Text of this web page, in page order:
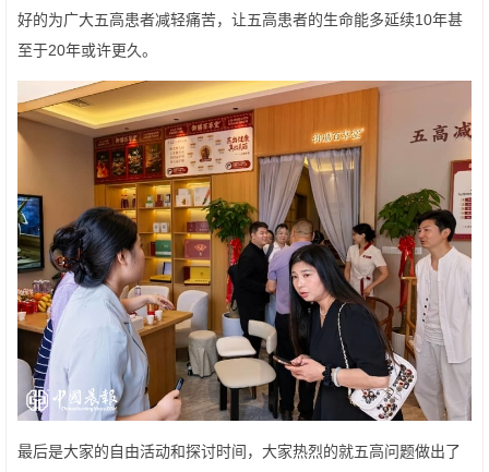
好的为广大五高患者减轻痛苦，让五高患者的生命能多延续10年甚
至于20年或许更久。
最后是大家的自由活动和探讨时间，大家热烈的就五高问题做出了